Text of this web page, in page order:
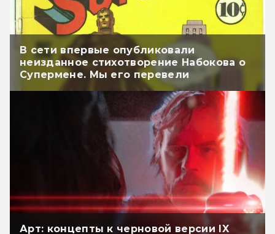
В сети впервые опубликовали
неизданное стихотворение Набокова о
Супермене. Мы его перевели
Арт: концепты к черновой версии IX